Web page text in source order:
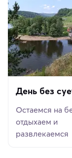
День без
Остаемся на
отдыхаем и
развлекаемся